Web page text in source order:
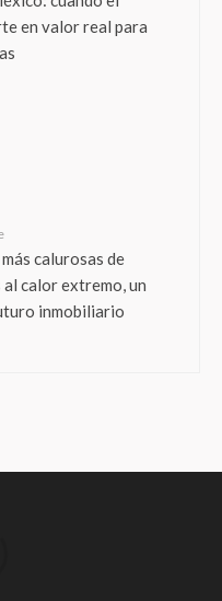
en valor real para
calurosas de
calor extremo, un
inmobiliario